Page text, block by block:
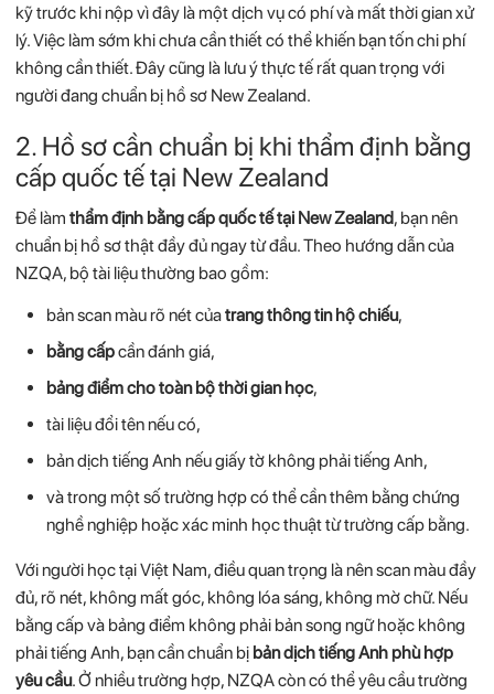
kỹtrước khinộpvìđây làmộtdịchvụcóphívàmấtthờigianxử
lý.Việc làmsớm khichưacầnthiếtcóthể khiến bạntốnchiphí
khôngcầnthiết.Đâycũng là lưuýthựctếrấtquantrọngvới
ngườiđangchuẩn bị hồsơ NewZealand.
2. Hồ sơcầnchuẩn bị khithẩmđịnh bằng
cấpquốctếtại New Zealand
Để làmthẩmđịnh bằngcấpquốctếtại NewZealand, bạnnên
chuẩn bị hồsơthậtđầyđủngaytừđầu.Theo hướngdẫncủa
NZQA, bộtài liệuthường baogồm:
bảnscanmàurõ nétcủatrangthôngtinhộchiếu,
bằngcấpcầnđánh giá,
bảngđiểmchotoànbộthờigianhọc,
tài liệuđổitênnếucó,
bảndịch tiếng Anh nếugiấytờ không phảitiếng Anh,
vàtrong mộtsố trường hợpcó thểcầnthêm bằng chứng
nghềnghiệp hoặcxácminh họcthuậttừtrường cấp bằng.
Vớingười họctạiViệt Nam,điềuquantrọng lànênscanmàuđầy
đủ,rõnét, khôngmấtgóc, không lóasáng, khôngmờchữ. Nếu
bằngcấpvà bảngđiểm khôngphải bảnsongngữhoặc không
phảitiếngAnh, bạncầnchuẩn bị bảndịchtiếngAnhphùhợp
yêucầu.Ởnhiềutrường hợp, NZQAcòncóthểyêucầutrường